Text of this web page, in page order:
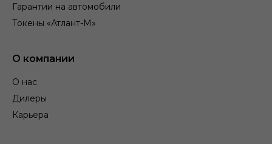
Гарантии на автомобили
Токены «Атлант-М»
О компании
О нас
Дилеры
Карьера